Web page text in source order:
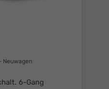
Neuwagen
6-Gang